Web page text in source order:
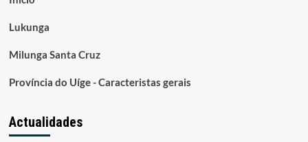
Lukunga
Milunga Santa Cruz
Província do Uíge - Caracteristas gerais
Actualidades